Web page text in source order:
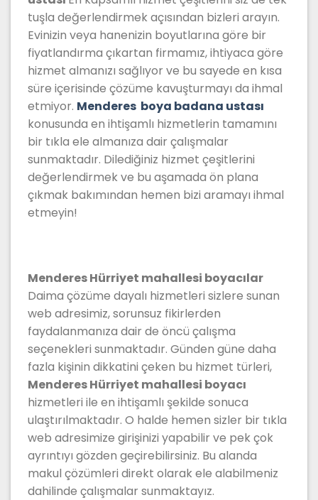
tuşla değerlendirmek açısından bizleri arayın.
Evinizin veya hanenizin boyutlarına göre bir
fiyatlandırma çıkartan firmamız, ihtiyaca göre
hizmet almanızı sağlıyor ve bu sayede en kısa
süre içerisinde çözüme kavuşturmayı da ihmal
etmiyor. Menderes boya badana ustası
konusunda en ihtişamlı hizmetlerin tamamını
bir tıkla ele almanıza dair çalışmalar
sunmaktadır. Dilediğiniz hizmet çeşitlerini
değerlendirmek ve bu aşamada ön plana
çıkmak bakımından hemen bizi aramayı ihmal
etmeyin!
Menderes Hürriyet mahallesi boyacılar
Daima çözüme dayalı hizmetleri sizlere sunan
web adresimiz, sorunsuz fikirlerden
faydalanmanıza dair de öncü çalışma
seçenekleri sunmaktadır. Günden güne daha
fazla kişinin dikkatini çeken bu hizmet türleri,
Menderes Hürriyet mahallesi boyacı
hizmetleri ile en ihtişamlı şekilde sonuca
ulaştırılmaktadır. O halde hemen sizler bir tıkla
web adresimize girişinizi yapabilir ve pek çok
ayrıntıyı gözden geçirebilirsiniz. Bu alanda
makul çözümleri direkt olarak ele alabilmeniz
dahilinde çalışmalar sunmaktayız.